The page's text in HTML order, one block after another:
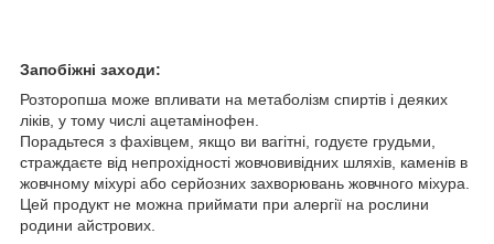
Запобіжні заходи:
Розторопша може впливати на метаболізм спиртів і деяких
ліків, у тому числі ацетамінофен.
Порадьтеся з фахівцем, якщо ви вагітні, годуєте грудьми,
страждаєте від непрохідності жовчовивідних шляхів, каменів в
жовчному міхурі або серйозних захворювань жовчного міхура.
Цей продукт не можна приймати при алергії на рослини
родини айстрових.